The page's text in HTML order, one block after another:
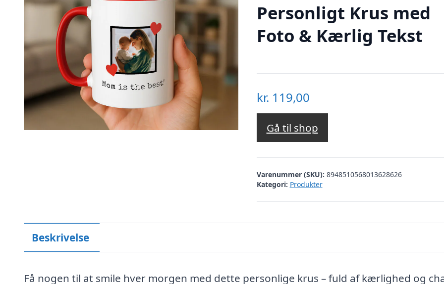
Personligt Krus med
Foto & Kærlig Tekst
kr. 119,00
Gå til shop
Varenummer (SKU): 8948510568013628626
Kategori: Produkter
Beskrivelse
Få nogen til at smile hver morgen med dette personlige krus – fuld af kærlighed og